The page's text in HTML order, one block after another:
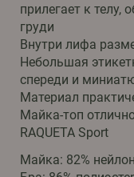
прилегает к
груди
Внутри лифа
Небольшая
спереди и
Материал
Майка-топ
RAQUETA Sport
Майка: 82%